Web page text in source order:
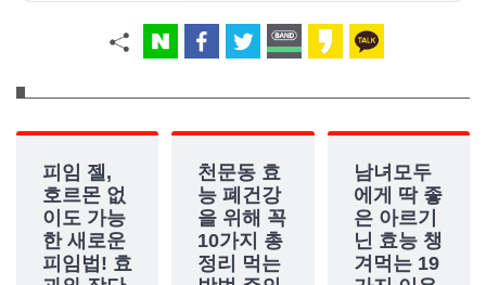
피임 젤,
호르몬 없
이도 가능
한 새로운
피임법! 효
천문동 효
능 폐건강
을 위해 꼭
10가지 총
정리 먹는
남녀모두
에게 딱 좋
은 아르기
닌 효능 챙
겨먹는 19